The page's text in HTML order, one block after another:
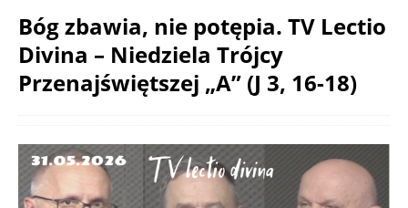
Bóg zbawia, nie potępia. TV Lectio
Divina – Niedziela Trójcy
Przenajświętszej „A” (J 3, 16-18)